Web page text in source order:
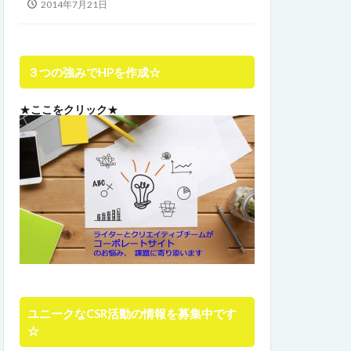
2014年7月21日
３つの強みでHPを作成☆
★ここをクリック★
ユニークなCSR活動の情報を募集中です
☆